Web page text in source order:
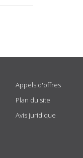
Appels d'offres
Plan du site
Avis juridique